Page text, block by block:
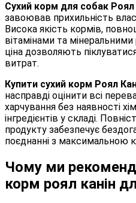
Сухий корм для собак Роял
завоював прихильність
Висока якість кормів,
вітамінами та
ціна дозволяють
витрат.
Купити сухий корм Роял
насправді оцінити всі
харчування без наявності
інгредієнтів у складі.
продукту забезпечує
поєднанні з максимальною
Чому ми
корм роял канін